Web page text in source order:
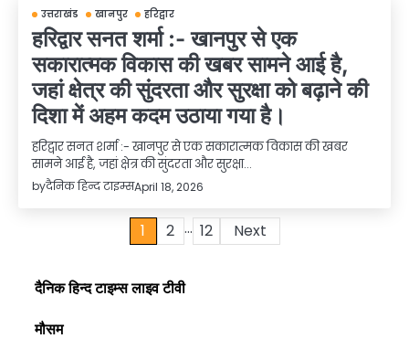
उत्तराखंड खानपुर हरिद्वार
हरिद्वार सनत शर्मा :- खानपुर से एक
सकारात्मक विकास की खबर सामने आई है,
जहां क्षेत्र की सुंदरता और सुरक्षा को बढ़ाने की
दिशा में अहम कदम उठाया गया है।
हरिद्वार सनत शर्मा :- खानपुर से एक सकारात्मक विकास की खबर
सामने आई है, जहां क्षेत्र की सुंदरता और सुरक्षा…
byदैनिक हिन्द टाइम्सApril 18, 2026
1 2 … 12 Next
दैनिक हिन्द टाइम्स लाइव टीवी
मौसम